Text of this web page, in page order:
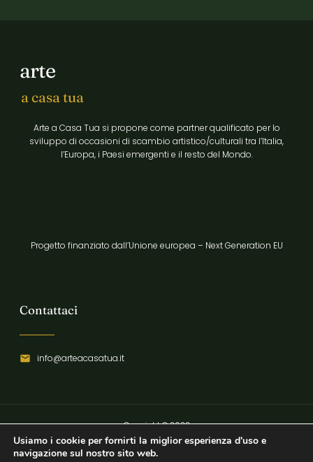
arte
a casa tua
Arte a Casa Tua si propone come partner qualificato per lo
sviluppo di occasioni di scambio artistico/culturali tra l’Italia,
l’Europa, i Paesi emergenti e il resto del Mondo.
Progetto finanziato dall’Unione europea – Next Generation EU
Contattaci
info@arteacasatua.it
Copyright © 2023
Privacy Policy
Usiamo i cookie per fornirti la miglior esperienza d'uso e
navigazione sul nostro sito web.